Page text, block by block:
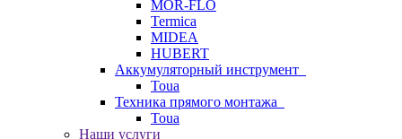
MOR-FLO
Termica
MIDEA
HUBERT
Аккумуляторный инструмент
Toua
Техника прямого монтажа
Toua
Наши услуги